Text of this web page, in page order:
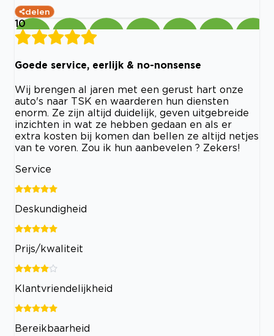
delen
10
Goede service, eerlijk & no-nonsense
Wij brengen al jaren met een gerust hart onze
auto's naar TSK en waarderen hun diensten
enorm. Ze zijn altijd duidelijk, geven uitgebreide
inzichten in wat ze hebben gedaan en als er
extra kosten bij komen dan bellen ze altijd netjes
van te voren. Zou ik hun aanbevelen ? Zekers!
Service
Deskundigheid
Prijs/kwaliteit
Klantvriendelijkheid
Bereikbaarheid